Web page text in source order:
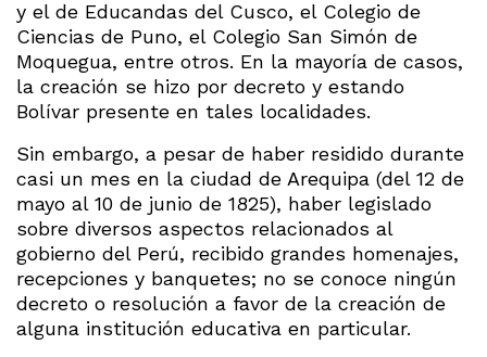
y el de Educandas del Cusco, el Colegio de
Ciencias de Puno, el Colegio San Simón de
Moquegua, entre otros. En la mayoría de casos,
la creación se hizo por decreto y estando
Bolívar presente en tales localidades.
Sin embargo, a pesar de haber residido durante
casi un mes en la ciudad de Arequipa (del 12 de
mayo al 10 de junio de 1825), haber legislado
sobre diversos aspectos relacionados al
gobierno del Perú, recibido grandes homenajes,
recepciones y banquetes; no se conoce ningún
decreto o resolución a favor de la creación de
alguna institución educativa en particular.